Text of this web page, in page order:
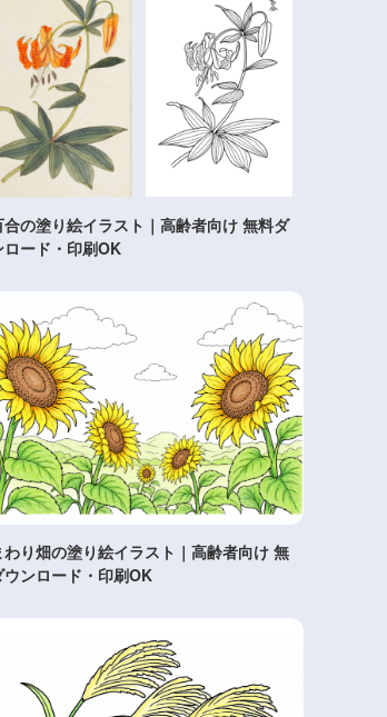
合の塗り絵イラスト｜高齢者向け 無料ダ
ロード・印刷OK
わり畑の塗り絵イラスト｜高齢者向け 無
ウンロード・印刷OK